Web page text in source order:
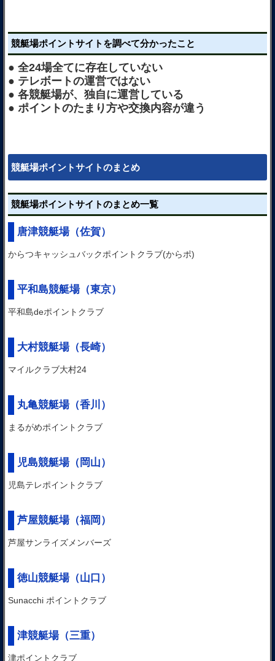
競艇場ポイントサイトを調べて分かったこと
● 全24場全てに存在していない
● テレボートの運営ではない
● 各競艇場が、独自に運営している
● ポイントのたまり方や交換内容が違う
競艇場ポイントサイトのまとめ
競艇場ポイントサイトのまとめ一覧
唐津競艇場（佐賀）
からつキャッシュバックポイントクラブ(からポ)
平和島競艇場（東京）
平和島deポイントクラブ
大村競艇場（長崎）
マイルクラブ大村24
丸亀競艇場（香川）
まるがめポイントクラブ
児島競艇場（岡山）
児島テレポイントクラブ
芦屋競艇場（福岡）
芦屋サンライズメンバーズ
徳山競艇場（山口）
Sunacchi ポイントクラブ
津競艇場（三重）
津ポイントクラブ